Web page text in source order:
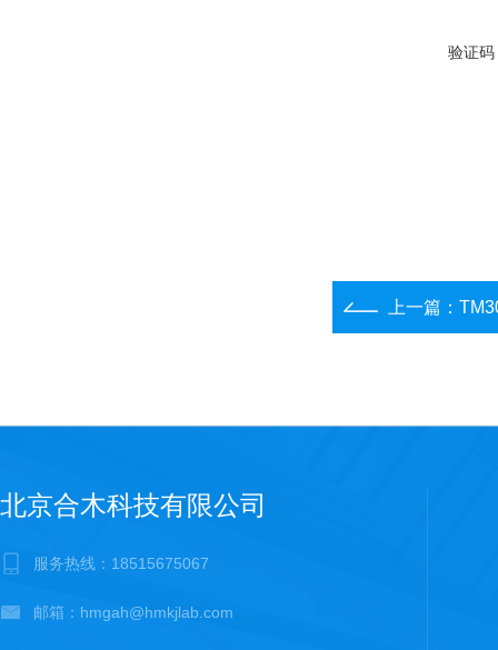
验证码
上一篇：
北京合木科技有限公司
服务热线：18515675067
邮箱：hmgah@hmkjlab.com